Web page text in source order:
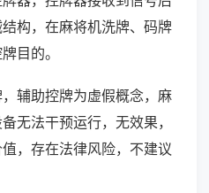
构，在麻将机洗牌、码牌
目的。
辅助控牌为虚假概念，麻
无法干预运行，无效果，
，存在法律风险，不建议